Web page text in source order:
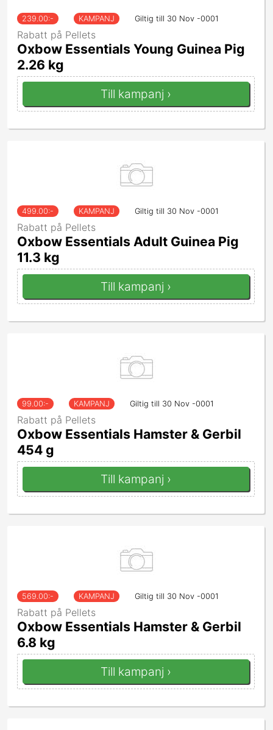
239.00:- KAMPANJ Giltig till 30 Nov -0001
Rabatt på Pellets
Oxbow Essentials Young Guinea Pig
2.26 kg
Till kampanj ›
499.00:- KAMPANJ Giltig till 30 Nov -0001
Rabatt på Pellets
Oxbow Essentials Adult Guinea Pig
11.3 kg
Till kampanj ›
99.00:- KAMPANJ Giltig till 30 Nov -0001
Rabatt på Pellets
Oxbow Essentials Hamster & Gerbil
454 g
Till kampanj ›
569.00:- KAMPANJ Giltig till 30 Nov -0001
Rabatt på Pellets
Oxbow Essentials Hamster & Gerbil
6.8 kg
Till kampanj ›